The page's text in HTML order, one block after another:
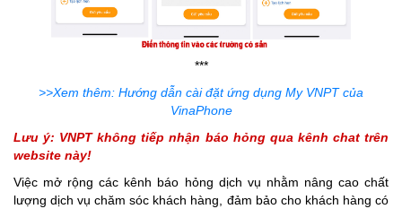
***
>>Xem thêm: Hướng dẫn cài đặt ứng dụng My VNPT của
VinaPhone
Lưu ý: VNPT không tiếp nhận báo hỏng qua kênh chat trên
website này!
Việc mở rộng các kênh báo hỏng dịch vụ nhằm nâng cao chất
lượng dịch vụ chăm sóc khách hàng, đảm bảo cho khách hàng có